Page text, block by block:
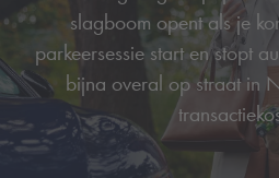
slagboom opent als je
parkeersessie start en stopt
bijna overal op straat in